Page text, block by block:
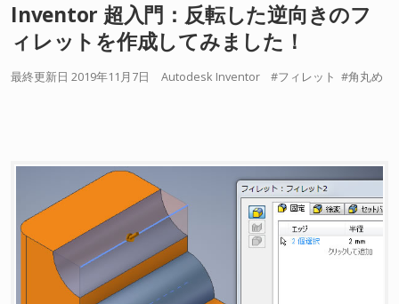
Inventor 超入門：反転した逆向きのフ
ィレットを作成してみました！
最終更新日 2019年11月7日 Autodesk Inventor フィレット 角丸め